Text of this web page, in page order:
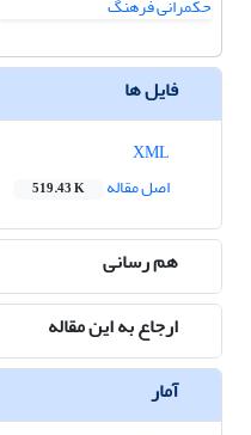
فایل ها
اصل مقاله
519.43 K
هم رسانی
ارجاع به این مقاله
آمار